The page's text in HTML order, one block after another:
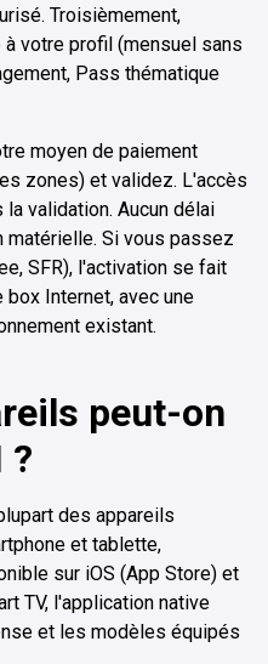
Troisièmement,
votre profil (mensuel sans
Pass thématique
moyen de paiement
zones) et validez. L'accès
validation. Aucun délai
matérielle. Si vous passez
SFR), l'activation se fait
Internet, avec une
existant.
peut-on
?
des appareils
et tablette,
sur iOS (App Store) et
TV, l'application native
et les modèles équipés